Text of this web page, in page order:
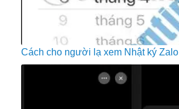
Cách cho người lạ xem Nhật ký Zalo